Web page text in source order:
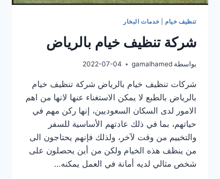
تنظيف خيام خدمات البخار
شركة تنظيف خيام بالرياض
بواسطة gamalhamed
2022-07-04
شركات تنظيف خيام بالرياض شركة تنظيف خيام
بالرياض بالطبع لا يمكن الاستغناء عنها لانها من اهم
الامور لدى السكان السعوديين، إنها ركن مهم في
حياتهم، بما في ذلك عادتهم الأساسية للسفر
والتخييم من وقت لآخر، ولذلك فإنهم يحتاجون الى
من ينظف هذه الخيام ولكن من أين يحصلون على
شخص مثالي لديه أمانة في العمل يمكنه…